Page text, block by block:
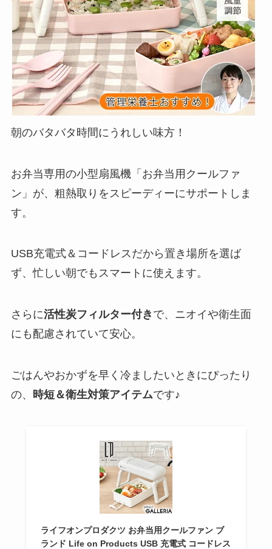
朝のバタバタ時間にうれしい味方！
お弁当専用の小型扇風機「お弁当用クールファ
ン」が、粗熱取りをスピーディーにサポートしま
す。
USB充電式＆コードレスだから置き場所を選ば
ず、忙しい朝でもスマートに使えます。
さらに活性炭フィルター付き で、ニオイや衛生面
にも配慮されていて安心。
ごはんやおかずを早く冷ましたいときにぴったり
の、 時短＆衛生対策アイテムです♪
ライフオンプロダクツ お弁当用クールファン ブ
ランド Life on Products USB 充電式 コードレス